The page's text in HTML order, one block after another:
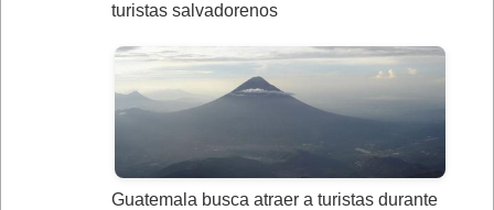
turistas salvadorenos
Guatemala busca atraer a turistas durante